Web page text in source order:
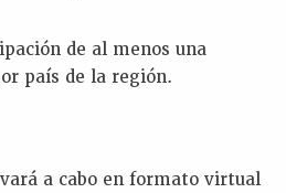
de al menos una
país de la región.
a cabo en formato virtual